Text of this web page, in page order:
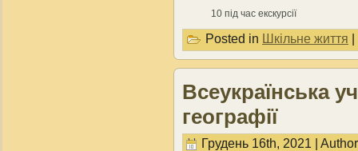
10 під час екскурсії
Posted in Шкільне життя |
Всеукраїнська
географії
Грудень 16th, 2021 |